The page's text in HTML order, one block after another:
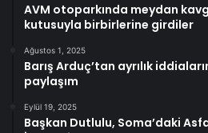
AVM otoparkında meydan
kutusuyla birbirlerine girdiler
Ağustos 1, 2025
Barış Arduç’tan ayrılık
paylaşım
Eylül 19, 2025
Başkan Dutlulu, Soma’daki